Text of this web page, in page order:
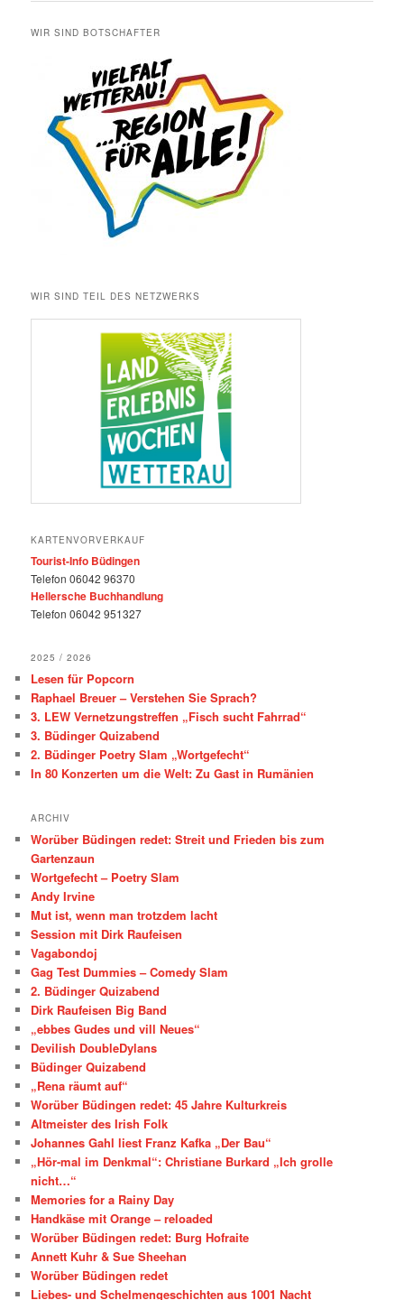
WIR SIND BOTSCHAFTER
WIR SIND TEIL DES NETZWERKS
KARTENVORVERKAUF
Tourist-Info Büdingen
Telefon 06042 96370
Hellersche Buchhandlung
Telefon 06042 951327
2025 / 2026
Lesen für Popcorn
Raphael Breuer – Verstehen Sie Sprach?
3. LEW Vernetzungstreffen „Fisch sucht Fahrrad“
3. Büdinger Quizabend
2. Büdinger Poetry Slam „Wortgefecht“
In 80 Konzerten um die Welt: Zu Gast in Rumänien
ARCHIV
Worüber Büdingen redet: Streit und Frieden bis zum
Gartenzaun
Wortgefecht – Poetry Slam
Andy Irvine
Mut ist, wenn man trotzdem lacht
Session mit Dirk Raufeisen
Vagabondoj
Gag Test Dummies – Comedy Slam
2. Büdinger Quizabend
Dirk Raufeisen Big Band
„ebbes Gudes und vill Neues“
Devilish DoubleDylans
Büdinger Quizabend
„Rena räumt auf“
Worüber Büdingen redet: 45 Jahre Kulturkreis
Altmeister des Irish Folk
Johannes Gahl liest Franz Kafka „Der Bau“
„Hör-mal im Denkmal“: Christiane Burkard „Ich grolle
nicht…“
Memories for a Rainy Day
Handkäse mit Orange – reloaded
Worüber Büdingen redet: Burg Hofraite
Annett Kuhr & Sue Sheehan
Worüber Büdingen redet
Liebes- und Schelmengeschichten aus 1001 Nacht